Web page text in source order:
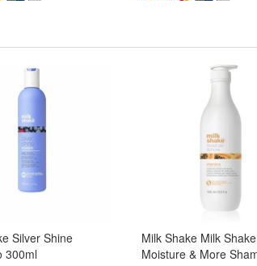
Silver Shine
300ml
Milk Shake Milk Shake
Moisture & More